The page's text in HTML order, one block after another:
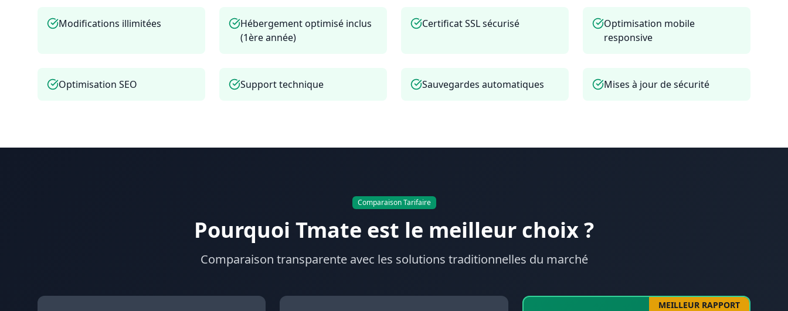
Modifications illimitées
Hébergement optimisé inclus
(1ère année)
Certificat SSL sécurisé
Optimisation mobile
responsive
Optimisation SEO Support technique Sauvegardes automatiques Mises à jour de sécurité
Comparaison Tarifaire
Pourquoi Tmate est le meilleur choix ?
Comparaison transparente avec les solutions traditionnelles du marché
MEILLEUR RAPPORT